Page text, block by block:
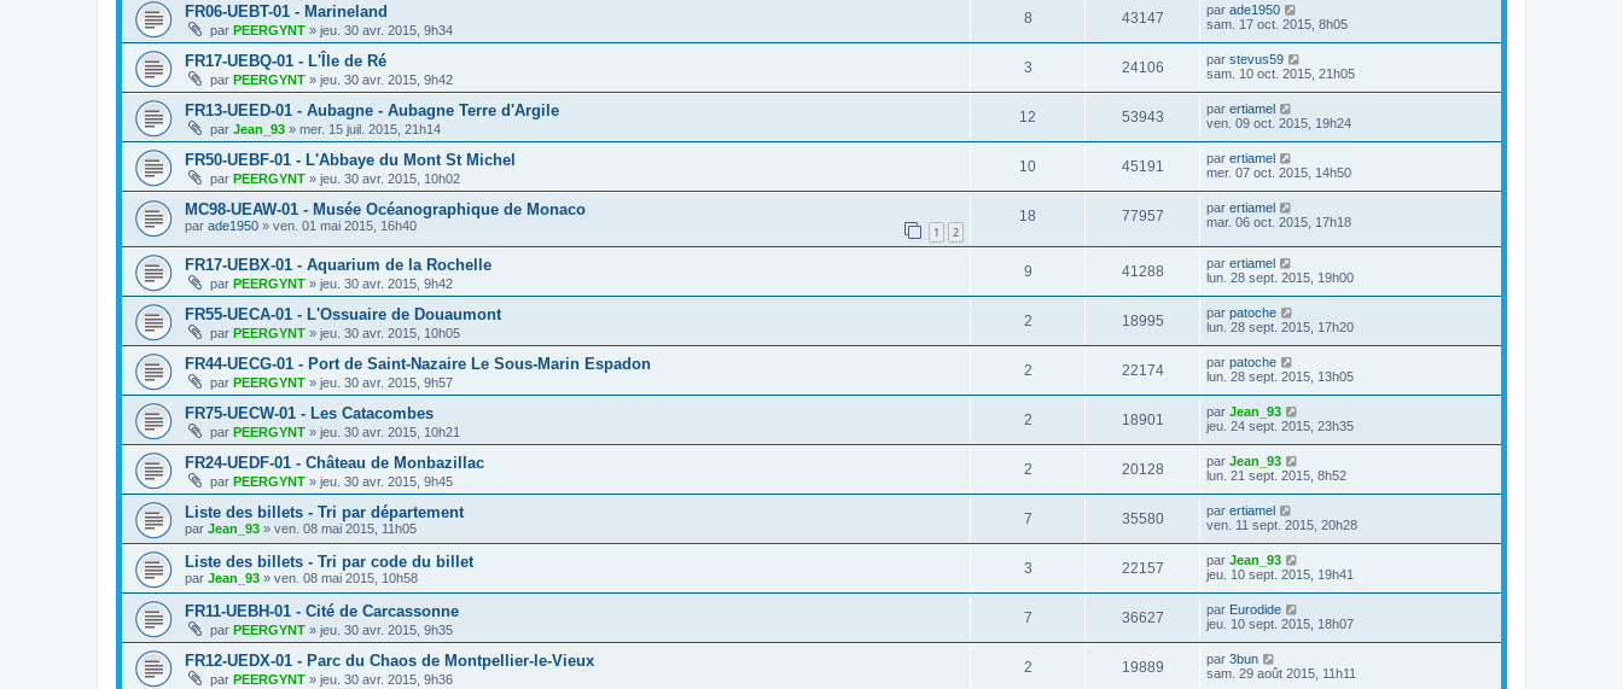
FR06-UEBT-01 - Marineland
par PEERGYNT » jeu. 30 avr. 2015, 9h34
8 43147 par ade1950
sam. 17 oct. 2015, 8h05
FR17-UEBQ-01 - L'Île de Ré
par PEERGYNT » jeu. 30 avr. 2015, 9h42
3 24106 par stevus59
sam. 10 oct. 2015, 21h05
FR13-UEED-01 - Aubagne - Aubagne Terre d'Argile
par Jean_93 » mer. 15 juil. 2015, 21h14
12 53943 par ertiamel
ven. 09 oct. 2015, 19h24
FR50-UEBF-01 - L'Abbaye du Mont St Michel
par PEERGYNT » jeu. 30 avr. 2015, 10h02
10 45191 par ertiamel
mer. 07 oct. 2015, 14h50
MC98-UEAW-01 - Musée Océanographique de Monaco
par ade1950 » ven. 01 mai 2015, 16h40 1 2
18 77957 par ertiamel
mar. 06 oct. 2015, 17h18
FR17-UEBX-01 - Aquarium de la Rochelle
par PEERGYNT » jeu. 30 avr. 2015, 9h42
9 41288 par ertiamel
lun. 28 sept. 2015, 19h00
FR55-UECA-01 - L'Ossuaire de Douaumont
par PEERGYNT » jeu. 30 avr. 2015, 10h05
2 18995 par patoche
lun. 28 sept. 2015, 17h20
FR44-UECG-01 - Port de Saint-Nazaire Le Sous-Marin Espadon
par PEERGYNT » jeu. 30 avr. 2015, 9h57
2 22174 par patoche
lun. 28 sept. 2015, 13h05
FR75-UECW-01 - Les Catacombes
par PEERGYNT » jeu. 30 avr. 2015, 10h21
2 18901 par Jean_93
jeu. 24 sept. 2015, 23h35
FR24-UEDF-01 - Château de Monbazillac
par PEERGYNT » jeu. 30 avr. 2015, 9h45
2 20128 par Jean_93
lun. 21 sept. 2015, 8h52
Liste des billets - Tri par département
par Jean_93 » ven. 08 mai 2015, 11h05
7 35580 par ertiamel
ven. 11 sept. 2015, 20h28
Liste des billets - Tri par code du billet
par Jean_93 » ven. 08 mai 2015, 10h58
3 22157 par Jean_93
jeu. 10 sept. 2015, 19h41
FR11-UEBH-01 - Cité de Carcassonne
par PEERGYNT » jeu. 30 avr. 2015, 9h35
7 36627 par Eurodide
jeu. 10 sept. 2015, 18h07
FR12-UEDX-01 - Parc du Chaos de Montpellier-le-Vieux
par PEERGYNT » jeu. 30 avr. 2015, 9h36
2 19889 par 3bun
sam. 29 août 2015, 11h11